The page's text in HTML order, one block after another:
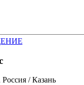
/ Казань